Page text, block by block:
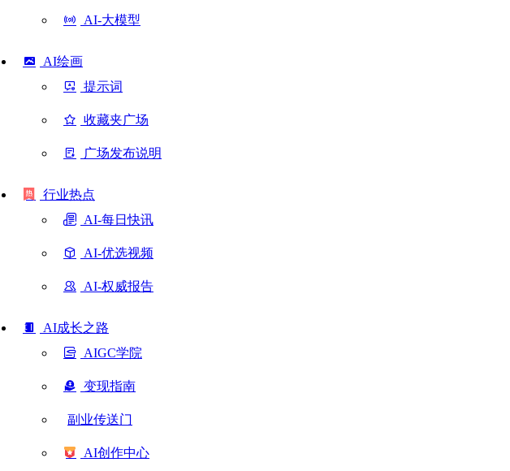
AI-大模型
AI绘画
提示词
收藏夹广场
广场发布说明
行业热点
AI-每日快讯
AI-优选视频
AI-权威报告
AI成长之路
AIGC学院
变现指南
副业传送门
AI创作中心